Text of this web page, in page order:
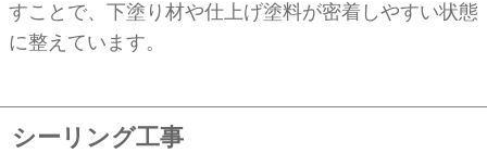
すことで、下塗り材や仕上げ塗料が密着しやすい状態
に整えています。
シーリング工事